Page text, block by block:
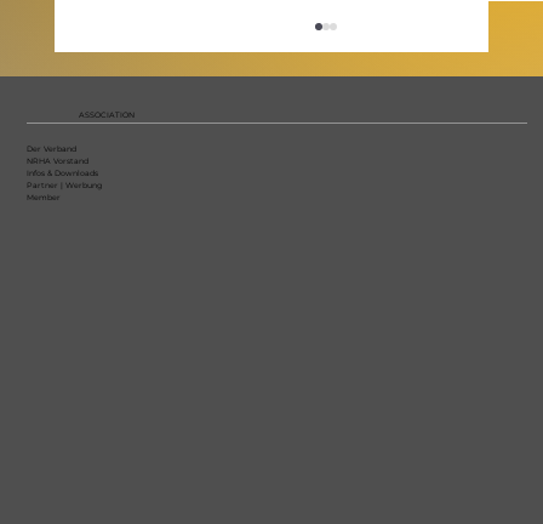
ASSOCIATION
Der Verband
NRHA Vorstand
Infos & Downloads
Partner | Werbung
Member